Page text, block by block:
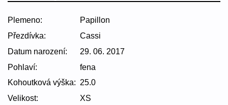
Plemeno:
Papillon
Přezdívka:
Cassi
Datum narození:
29. 06. 2017
Pohlaví:
fena
Kohoutková výška: 25.0
Velikost:
XS